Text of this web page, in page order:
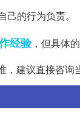
的行为负责。
经验，但具体
建议直接咨